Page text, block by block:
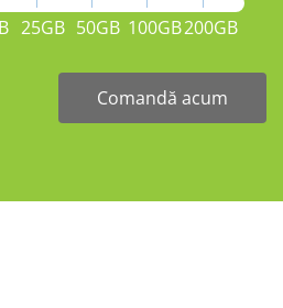
25GB 50GB 100GB200GB
Comandă acum